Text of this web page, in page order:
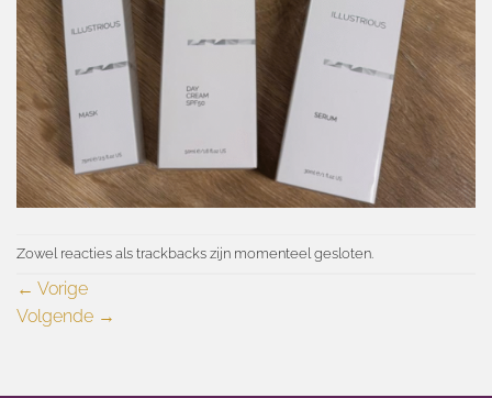
Zowel reacties als trackbacks zijn momenteel gesloten.
← Vorige
Volgende →